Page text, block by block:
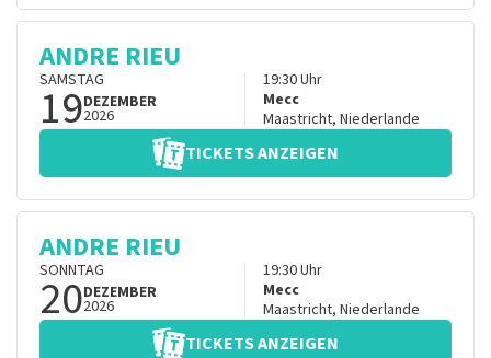
ANDRE RIEU
SAMSTAG
19DEZEMBER
2026
19:30Uhr
Mecc
Maastricht, Niederlande
TICKETS ANZEIGEN
ANDRE RIEU
SONNTAG
20DEZEMBER
2026
19:30Uhr
Mecc
Maastricht, Niederlande
TICKETS ANZEIGEN